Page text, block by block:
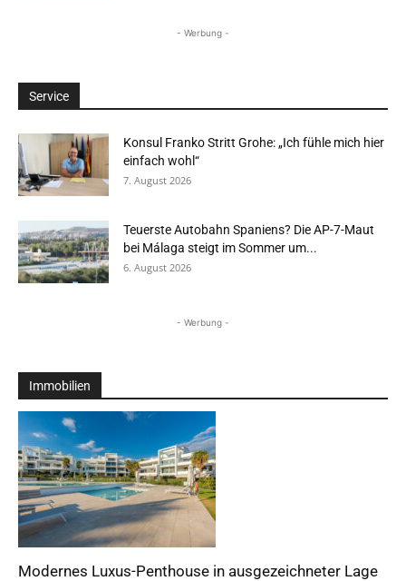
- Werbung -
Service
Konsul Franko Stritt Grohe: „Ich fühle mich hier
einfach wohl“
7. August 2026
Teuerste Autobahn Spaniens? Die AP-7-Maut
bei Málaga steigt im Sommer um...
6. August 2026
- Werbung -
Immobilien
Modernes Luxus-Penthouse in ausgezeichneter Lage